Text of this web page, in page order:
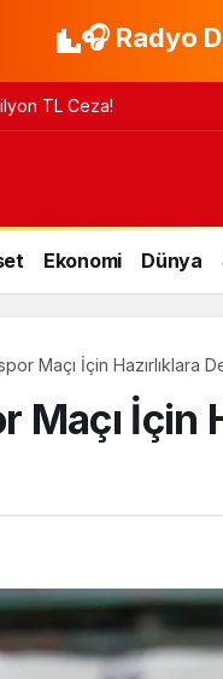
🎧 Radyo
TL Ceza!
Ekonomi Dünya
Maçı İçin Hazırlıklara
İçin
Tartışması